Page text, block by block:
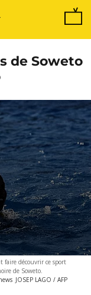
de Soweto
faire découvrir ce sport
de Soweto.
JOSEP LAGO / AFP